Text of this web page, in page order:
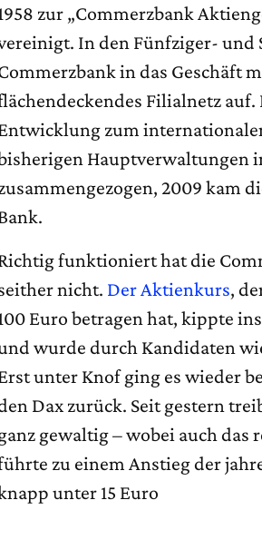
zur „Commerzbank
In den Fünfziger- und
in das Geschäft
Filialnetz
zum
Hauptverwaltungen
2009 kam
funktioniert hat die
nicht. Der Aktienkurs,
Euro betragen hat, kippte
wurde durch Kandidaten
unter Knof ging es wieder
Dax zurück. Seit gestern
gewaltig – wobei auch das
zu einem Anstieg der
unter 15 Euro